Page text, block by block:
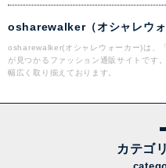
osharewalker（オシャレウ
osharewalker(オシャレウォーカー)は、
が見つかるファッション通販サイトです
幅広く取り揃えております。
カテゴ